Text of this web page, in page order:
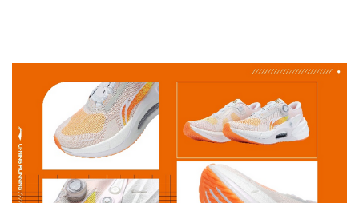
比
赛